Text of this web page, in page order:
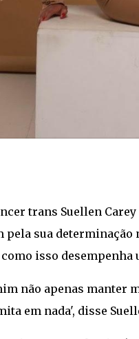
trans Suellen
pela sua
isso desempenha
não apenas manter
em nada', disse